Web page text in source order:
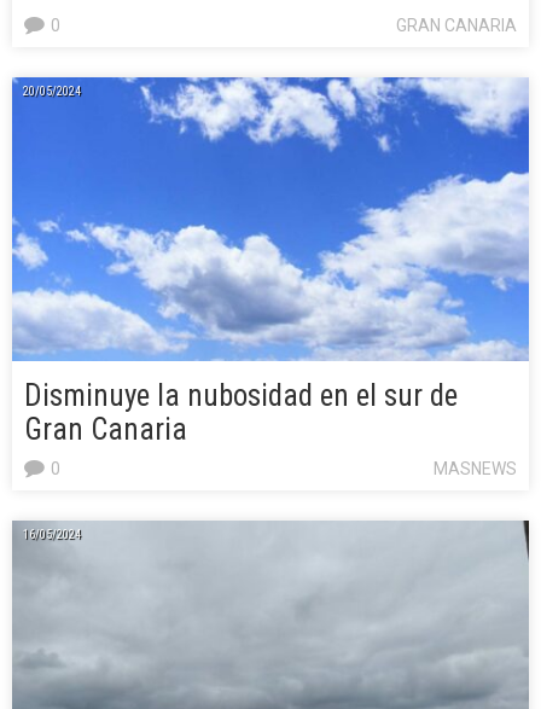
GRAN CANARIA
0
20/05/2024
Disminuye la nubosidad en el sur de
Gran Canaria
MASNEWS
0
16/05/2024